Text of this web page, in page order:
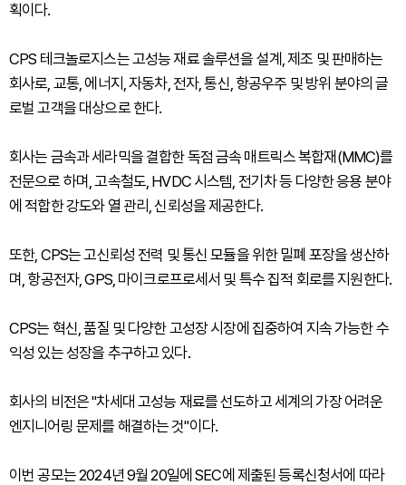
획이다.
CPS 테크놀로지스는 고성능 재료 솔루션을 설계, 제조 및 판매하는
회사로, 교통, 에너지, 자동차, 전자, 통신, 항공우주 및 방위 분야의 글
로벌 고객을 대상으로 한다.
회사는 금속과 세라믹을 결합한 독점 금속 매트릭스 복합재(MMC)를
전문으로 하며, 고속철도, HVDC 시스템, 전기차 등 다양한 응용 분야
에 적합한 강도와 열 관리, 신뢰성을 제공한다.
또한, CPS는 고신뢰성 전력 및 통신 모듈을 위한 밀폐 포장을 생산하
며, 항공전자, GPS, 마이크로프로세서 및 특수 집적 회로를 지원한다.
CPS는 혁신, 품질 및 다양한 고성장 시장에 집중하여 지속 가능한 수
익성 있는 성장을 추구하고 있다.
회사의 비전은 "차세대 고성능 재료를 선도하고 세계의 가장 어려운
엔지니어링 문제를 해결하는 것"이다.
이번 공모는 2024년 9월 20일에 SEC에 제출된 등록신청서에 따라